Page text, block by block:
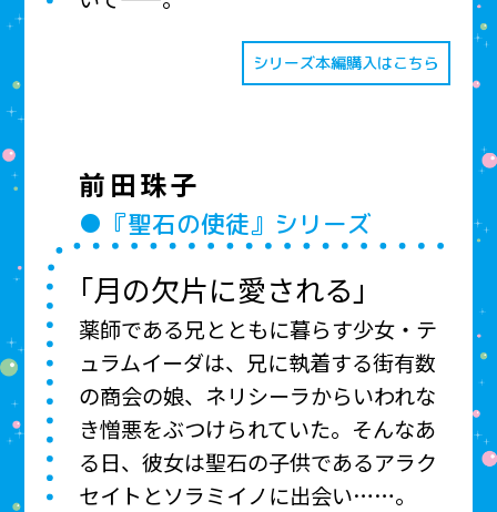
シリーズ本編購入はこちら
前田珠子
●『聖石の使徒』シリーズ
「月の欠片に愛される」
薬師である兄とともに暮らす少女・テ
ュラムイーダは、兄に執着する街有数
の商会の娘、ネリシーラからいわれな
き憎悪をぶつけられていた。そんなあ
る日、彼女は聖石の子供であるアラク
セイトとソラミイノに出会い……。